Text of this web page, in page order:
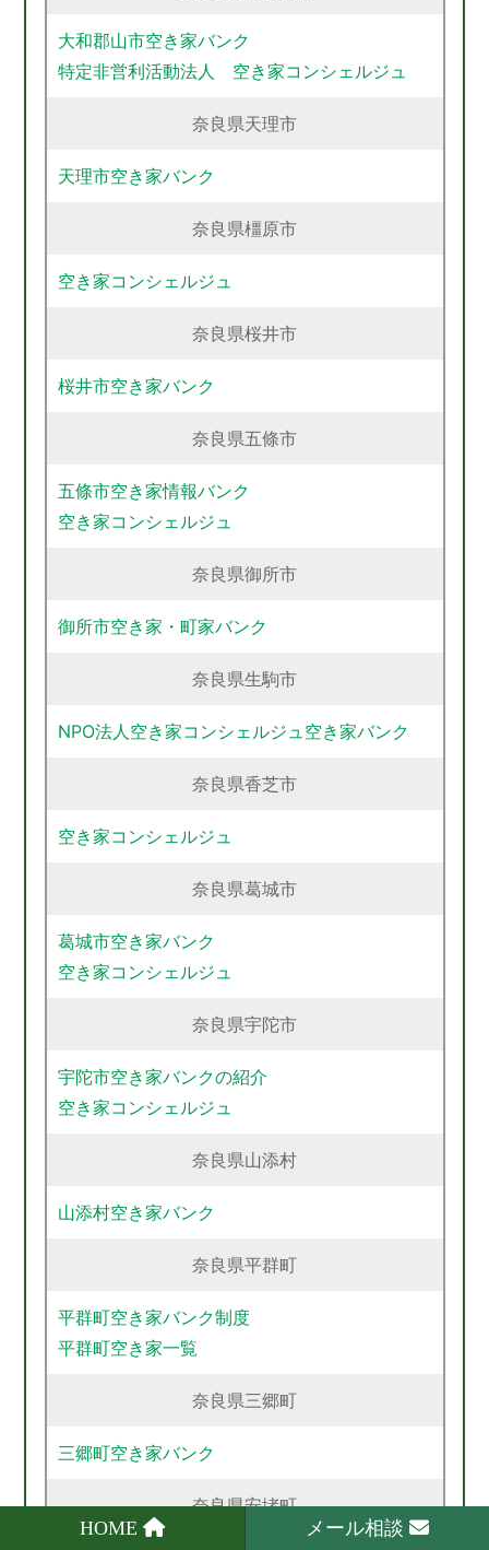
大和郡山市空き家バンク
特定非営利活動法人 空き家コンシェルジュ
奈良県天理市
天理市空き家バンク
奈良県橿原市
空き家コンシェルジュ
奈良県桜井市
桜井市空き家バンク
奈良県五條市
五條市空き家情報バンク
空き家コンシェルジュ
奈良県御所市
御所市空き家・町家バンク
奈良県生駒市
NPO法人空き家コンシェルジュ空き家バンク
奈良県香芝市
空き家コンシェルジュ
奈良県葛城市
葛城市空き家バンク
空き家コンシェルジュ
奈良県宇陀市
宇陀市空き家バンクの紹介
空き家コンシェルジュ
奈良県山添村
山添村空き家バンク
奈良県平群町
平群町空き家バンク制度
平群町空き家一覧
奈良県三郷町
三郷町空き家バンク
奈良県安堵町
HOME メール相談